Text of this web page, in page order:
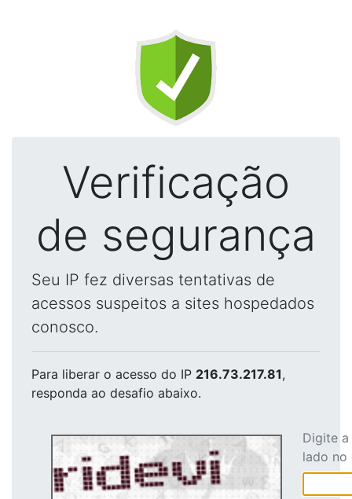
Verificação
de segurança
Seu IP fez diversas tentativas de
acessos suspeitos a sites hospedados
conosco.
Para liberar o acesso do IP 216.73.217.81,
responda ao desafio abaixo.
Digite
lado no